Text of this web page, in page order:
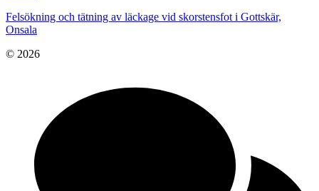
Felsökning och tätning av läckage vid skorstensfot i Gottskär,
Onsala
© 2026